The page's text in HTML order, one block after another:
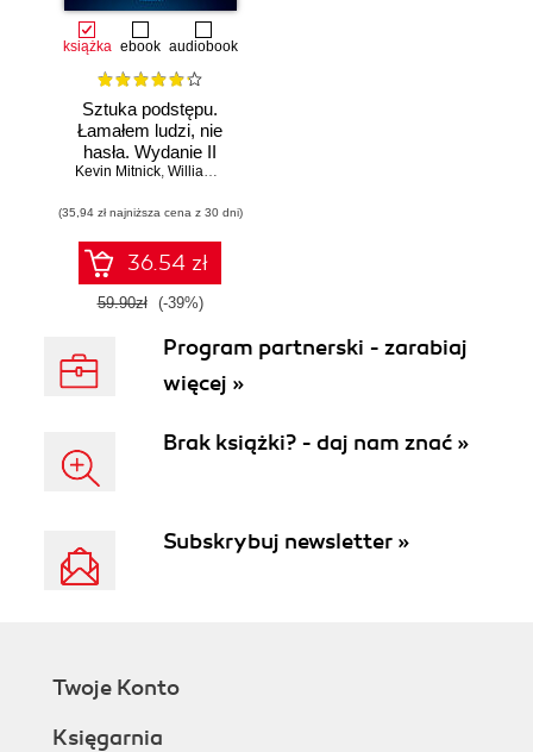
książka ebook audiobook
Sztuka podstępu.
Łamałem ludzi, nie
hasła. Wydanie II
Kevin Mitnick, William L. Simon
(35,94 zł najniższa cena z 30 dni)
36.54 zł
59.90zł (-39%)
Program partnerski - zarabiaj
więcej »
Brak książki? - daj nam znać »
Subskrybuj newsletter »
Twoje Konto
Księgarnia